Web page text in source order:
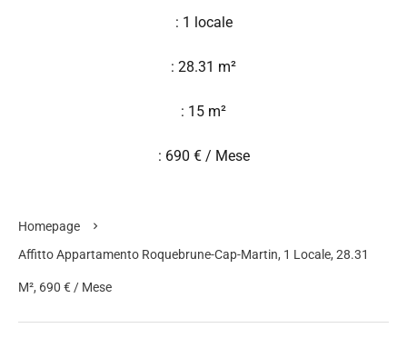
: 1 locale
: 28.31 m²
: 15 m²
: 690 € / Mese
Homepage
Affitto Appartamento Roquebrune-Cap-Martin, 1 Locale, 28.31
M², 690 € / Mese